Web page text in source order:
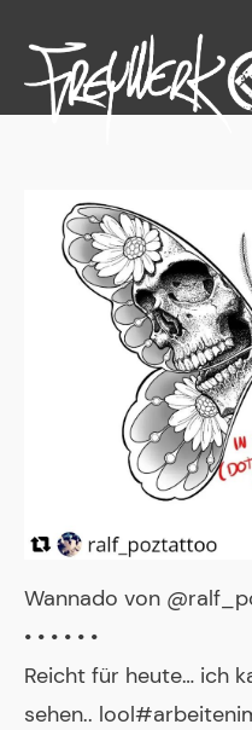
Wannado von
• • • • • •
Reicht für heute… ich
sehen..